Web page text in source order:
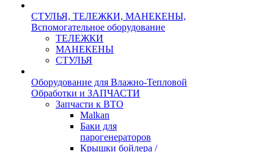
СТУЛЬЯ, ТЕЛЕЖКИ, МАНЕКЕНЫ,
Вспомогательное оборудование
ТЕЛЕЖКИ
МАНЕКЕНЫ
СТУЛЬЯ
Оборудование для Влажно-Тепловой
Обработки и ЗАПЧАСТИ
Запчасти к ВТО
Malkan
Баки для
парогенераторов
Крышки бойлера /